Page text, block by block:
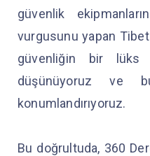
güvenlik
vurgusunu yapan
güvenliğin bir lüks
düşünüyoruz ve
konumlandırıyoruz.
Bu doğrultuda, 360